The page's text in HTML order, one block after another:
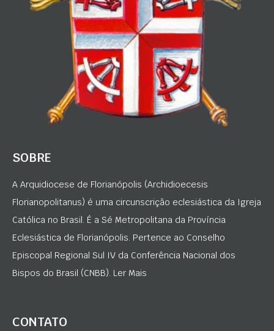
SOBRE
A Arquidiocese de Florianópolis (Archidioecesis
Florianopolitanus) é uma circunscrição eclesiástica da Igreja
Católica no Brasil. É a Sé Metropolitana da Província
Eclesiástica de Florianópolis. Pertence ao Conselho
Episcopal Regional Sul IV da Conferência Nacional dos
Bispos do Brasil (CNBB). Ler Mais
CONTATO